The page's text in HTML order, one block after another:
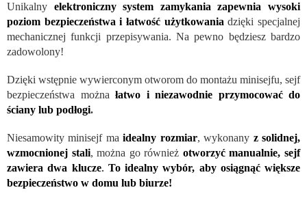
Unikalny elektroniczny system zamykania
zapewnia wysoki
poziom bezpieczeństwa i łatwość użytkowania dzięki specjalnej
mechanicznej funkcji przepisywania. Na pewno będziesz bardzo
zadowolony!
Dzięki wstępnie wywierconym otworom do montażu minisejfu, sejf
bezpieczeństwa można łatwo i niezawodnie przymocować do
ściany lub podłogi.
Niesamowity minisejf maidealny rozmiar, wykonany z solidnej,
wzmocnionej stali, można go również otworzyć manualnie, sejf
zawiera dwa klucze. To idealny wybór, aby osiągnąć większe
bezpieczeństwo w domu lub biurze!